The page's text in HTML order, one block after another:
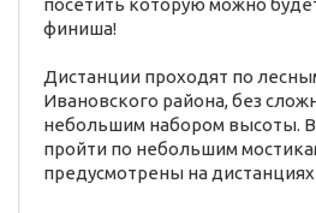
финиша!
Дистанции проходят по
Ивановского района, без
небольшим набором высоты.
пройти по небольшим
предусмотрены на